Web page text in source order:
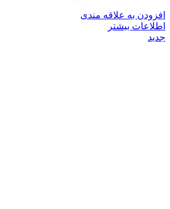
افزودن به علاقه مندی
اطلاعات بیشتر
جدید